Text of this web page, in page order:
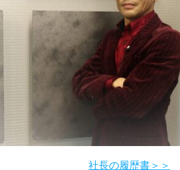
社長の履歴書＞＞